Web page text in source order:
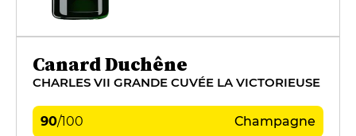
Canard Duchêne
CHARLES VII GRANDE CUVÉE LA VICTORIEUSE
90/100 Champagne